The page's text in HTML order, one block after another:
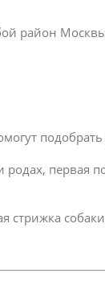
район
родах, первая
стрижка